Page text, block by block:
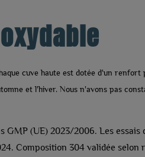
cuve haute est dotée d'un
et l'hiver. Nous n'avons pas
(UE) 2023/2006. Les
Composition 304 validée